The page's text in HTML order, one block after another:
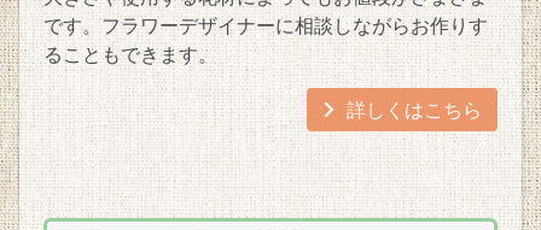
です。フラワーデザイナーに相談しながらお作りす
ることもできます。
詳しくはこちら